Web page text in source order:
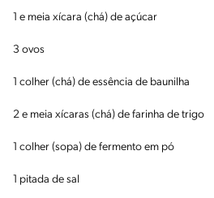
1 e meia xícara (chá) de açúcar
3 ovos
1 colher (chá) de essência de baunilha
2 e meia xícaras (chá) de farinha de trigo
1 colher (sopa) de fermento em pó
1 pitada de sal